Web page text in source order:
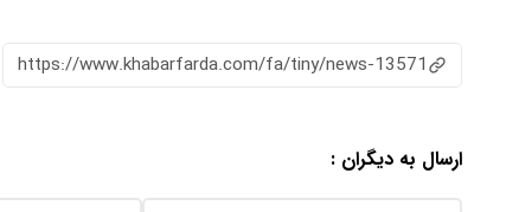
https://www.khabarfarda.com/fa/tiny/news-13571
ارسال به دیگران :